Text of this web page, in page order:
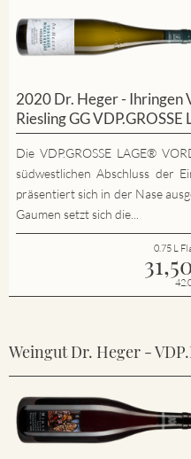
2020 Dr. Heger - Ihringen
Riesling GG VDP.GROSSE
Die VDP.GROSSE LAGE®
südwestlichen Abschluss der
präsentiert sich in der Nase
Gaumen setzt sich die...
0.75 L
Weingut Dr. Heger -